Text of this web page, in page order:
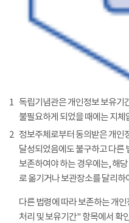
1 독립기념관은 개인정보 보유기
불필요하게 되었을 때에는 지
2 정보주체로부터 동의받은 개인
달성되었음에도 불구하고 다른
보존하여야 하는 경우에는, 해
로 옮기거나 보관장소를 달리하
다른 법령에 따라 보존하는 개
처리 및 보유기간" 항목에서 확